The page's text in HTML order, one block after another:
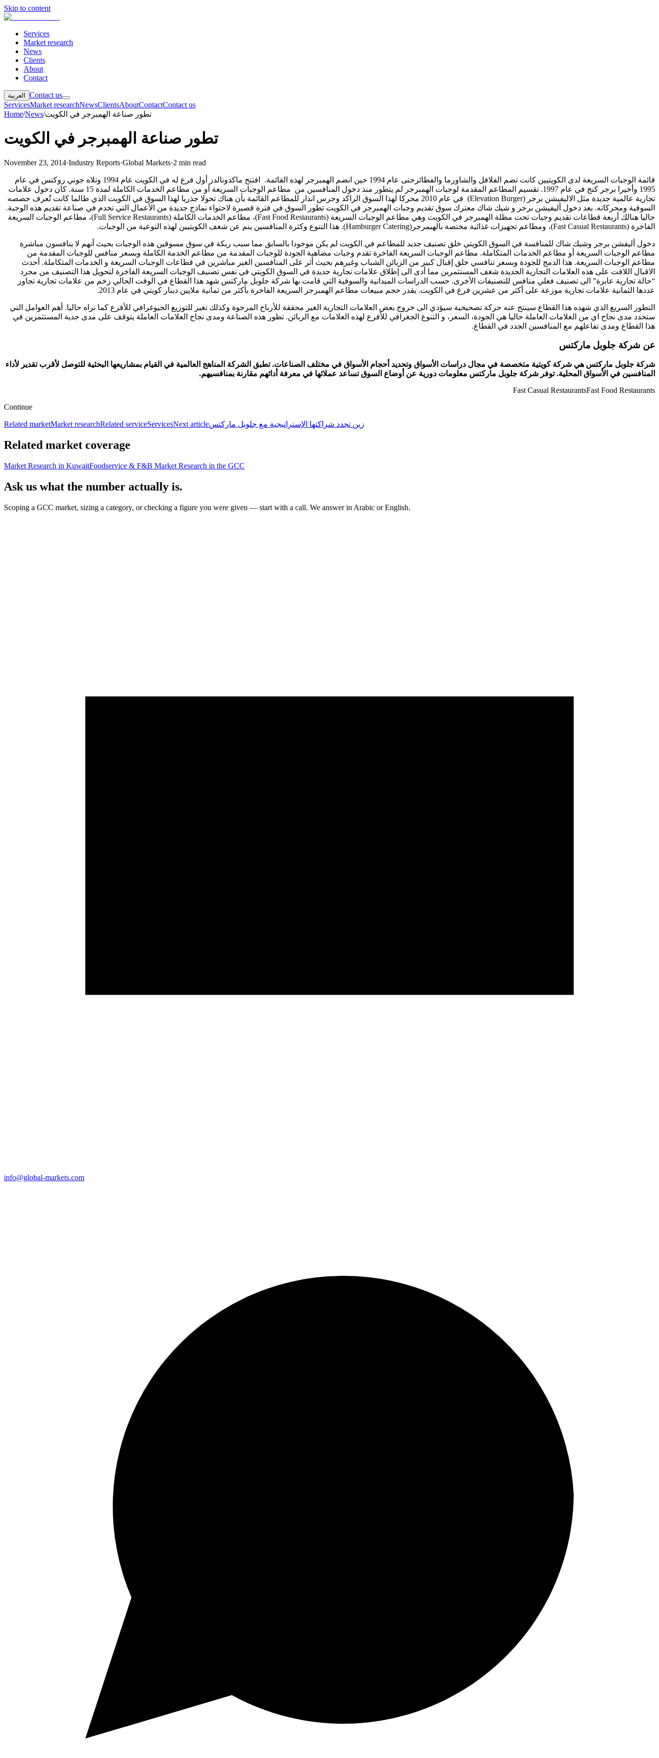
Skip to content
Services
Market research
News
Clients
About
Contact
العربية
Contact us
ServicesMarket researchNewsClientsAboutContactContact us
Home/News/تطور صناعة الهمبرجر في الكويت
تطور صناعة الهمبرجر في الكويت
November 23, 2014·Industry Reports·Global Markets·2 min read
قائمة الوجبات السريعة لدى الكويتيين كانت تضم الفلافل والشاورما والفطائرحتى عام 1994 حين انضم الهمبرجر لهذه القائمة. افتتح ماكدونالدز أول فرع له في الكويت عام 1994 وتلاه جوني روكتس في عام
1995 وأخيرا برجر كنج في عام 1997. تقسيم المطاعم المقدمة لوجبات الهمبرجر لم يتطور منذ دخول المنافسين من مطاعم الوجبات السريعة أو من مطاعم الخدمات الكاملة لمدة 15 سنة. كان دخول علامات
تجارية عالمية جديدة مثل الاليفيشن برجر (Elevation Burger) في عام 2010 محركا لهذا السوق الراكد وجرس انذار للمطاعم القائمة بأن هناك تحولا جذريا لهذا السوق في الكويت الذي طالما كانت تُعرف حصصه
السوقية ومحركاته. بعد دخول أليفيشن برجر و شيك شاك معترك سوق تقديم وجبات الهمبرجر في الكويت تطور السوق في فترة قصيرة لاحتواء نماذج جديدة من الأعمال التي تخدم في صناعة تقديم هذه الوجبة.
حاليا هنالك أربعة قطاعات تقديم وجبات تحت مظلة الهمبرجر في الكويت وهي مطاعم الوجبات السريعة (Fast Food Restaurants)، مطاعم الخدمات الكاملة (Full Service Restaurants)، مطاعم الوجبات السريعة
الفاخرة (Fast Casual Restaurants)، ومطاعم تجهيزات غذائية مختصة بالهبمرجر(Hamburger Catering). هذا التنوع وكثرة المنافسين ينم عن شغف الكويتيين لهذه النوعية من الوجبات.
دخول أليفشن برجر وشيك شاك للمنافسة في السوق الكويتي خلق تصنيف جديد للمطاعم في الكويت لم يكن موجودا بالسابق مما سبب ربكة في سوق مسوقين هذه الوجبات بحيث أنهم لا ينافسون مباشرة
مطاعم الوجبات السريعة أو مطاعم الخدمات المتكاملة. مطاعم الوجبات السريعة الفاخرة تقدم وجبات مضاهية الجودة للوجبات المقدمة من مطاعم الخدمة الكاملة وبسعر منافس للوجبات المقدمة من
مطاعم الوجبات السريعة. هذا الدمج للجودة وبسعر تنافسي خلق إقبال كبير من الزبائن الشباب وغيرهم بحيث أثر على المنافسين الغير مباشرين في قطاعات الوجبات السريعة و الخدمات المتكاملة. أحدث
الاقبال اللافت على هذه العلامات التجارية الجديدة شغف المستثمرين مما أدى الى إطلاق علامات تجارية جديدة في السوق الكويتي في نفس تصنيف الوجبات السريعة الفاخرة لتحويل هذا التصنيف من مجرد
“حالة تجارية عابرة” الى تصنيف فعلي منافس للتصنيفات الأخرى. حسب الدراسات الميدانية والسوقية التي قامت بها شركة جلوبل ماركتس شهد هذا القطاع في الوقت الحالي زخم من علامات تجارية تجاوز
عددها الثمانية علامات تجارية موزعة على أكثر من عشرين فرع في الكويت. يقدر حجم مبيعات مطاعم الهمبرجر السريعة الفاخرة بأكثر من ثمانية ملايين دينار كويتي في عام 2013.
التطور السريع الذي شهده هذا القطاع سينتج عنه حركة تصحيحية سيؤدي الى خروج بعض العلامات التجارية الغير محققة للأرباح المرجوة وكذلك تغير للتوزيع الجيوغرافي للأفرع كما نراه حاليا. أهم العوامل التي
ستحدد مدى نجاح اي من العلامات العاملة حاليا هي الجودة، السعر، و التنوع الجغرافي للأفرع لهذه العلامات مع الزبائن. تطور هذه الصناعة ومدى نجاح العلامات العاملة يتوقف على مدى جدية المستثمرين في
هذا القطاع ومدى تفاعلهم مع المنافسين الجدد في القطاع.
عن شركة جلوبل ماركتس
شركة جلوبل ماركتس هي شركة كويتية متخصصة في مجال دراسات الأسواق وتحديد أحجام الأسواق في مختلف الصناعات. تطبق الشركة المناهج العالمية في القيام بمشاريعها البحثية للتوصل لأقرب تقدير لأداء
المنافسين في الأسواق المحلية. توفر شركة جلوبل ماركتس معلومات دورية عن أوضاع السوق تساعد عملائها في معرفة أدائهم مقارنة بمنافسيهم.
Fast Casual RestaurantsFast Food Restaurants
Continue
Related marketMarket researchRelated serviceServicesNext articleزين تجدد شراكتها الإستراتيجية مع جلوبل ماركتس
Related market coverage
Market Research in KuwaitFoodservice & F&B Market Research in the GCC
Ask us what the number actually is.
Scoping a GCC market, sizing a category, or checking a figure you were given — start with a call. We answer in Arabic or English.
info@global-markets.com